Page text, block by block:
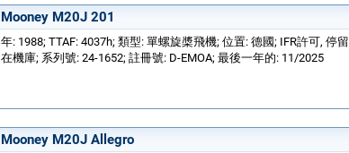
Mooney M20J 201
年: 1988; TTAF: 4037h; 類型: 單螺旋槳飛機; 位置: 德國; IFR許可, 停留
在機庫; 系列號: 24-1652; 註冊號: D-EMOA; 最後一年的: 11/2025
Mooney M20J Allegro